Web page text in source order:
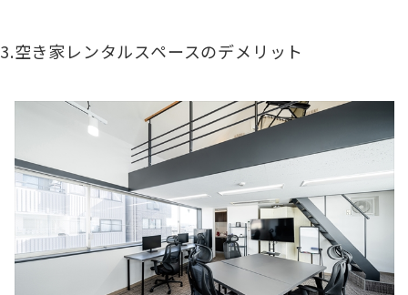
3.空き家レンタルスペースのデメリット